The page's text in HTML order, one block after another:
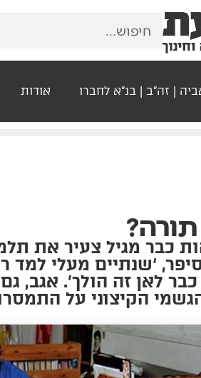
| זה"ב | בנ"א לחברו אודות
כבר מגיל צעיר את
‘שנתיים מעלי למד
לאן זה הולך’. אגב,
הקיצוני על